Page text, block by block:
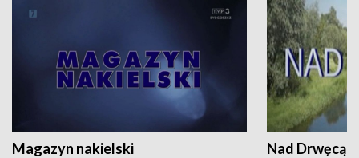
Magazyn nakielski Nad Drwęcą